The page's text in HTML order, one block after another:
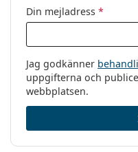
Din mejladress *
Jag godkänner
uppgifterna och
webbplatsen.